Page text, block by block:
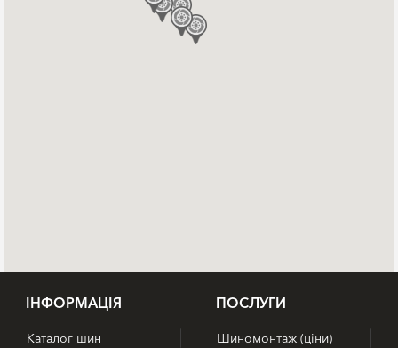
IНФОРМАЦІЯ
Каталог шин
ПОСЛУГИ
Шиномонтаж (ціни)